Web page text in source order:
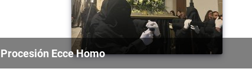
Procesión Ecce Homo